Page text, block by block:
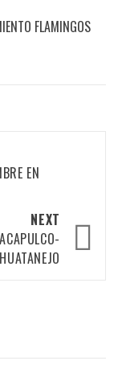
FLAMINGOS
EN
NEXT